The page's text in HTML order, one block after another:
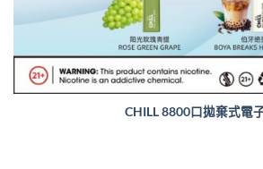
CHILL 8800口拋棄式電